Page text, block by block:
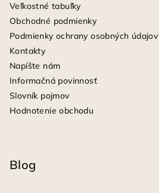
Veľkostné tabuľky
Obchodné podmienky
Podmienky ochrany osobných údajov
Kontakty
Napíšte nám
Informačná povinnosť
Slovník pojmov
Hodnotenie obchodu
Blog